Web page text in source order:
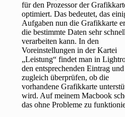
für den Prozessor der
optimiert. Das bedeutet, das
Aufgaben nun die Grafikkarte
die bestimmte Daten sehr schnell
verarbeiten kann. In den
Voreinstellungen in der Kartei
„Leistung“ findet man in
den entsprechenden Eintrag
zugleich überprüfen, ob die
vorhandene Grafikkarte
wird. Auf meinem Macbook
das ohne Probleme zu